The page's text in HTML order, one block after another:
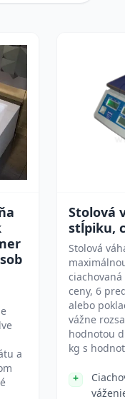
a
Stolová
stĺpiku,
Stolová
ciachovaná
ceny, 6
alebo
vážne
hodnotou
kg s